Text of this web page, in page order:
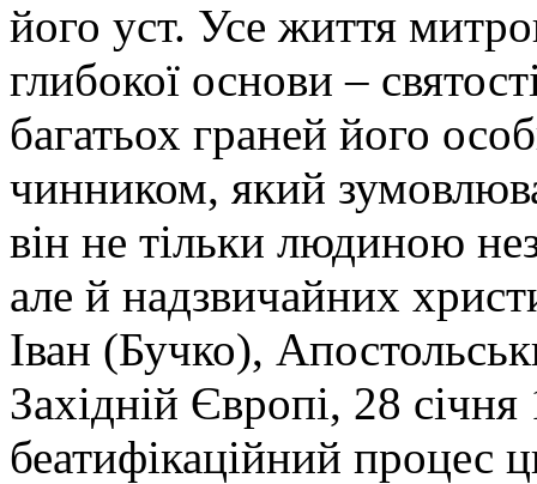
його уст. Усе життя
глибокої основи –
багатьох граней його
чинником, який
він не тільки людиною
але й надзвичайних
Іван (Бучко),
Західній Європі, 28
беатифікаційний процес